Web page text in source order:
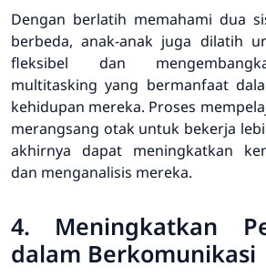
Dengan berlatih memahami dua
berbeda, anak-anak juga dilatih
fleksibel dan
multitasking yang bermanfaat
kehidupan mereka. Proses
merangsang otak untuk bekerja
akhirnya dapat meningkatkan
dan menganalisis mereka.
4. Meningkatkan
dalam Berkomunikasi